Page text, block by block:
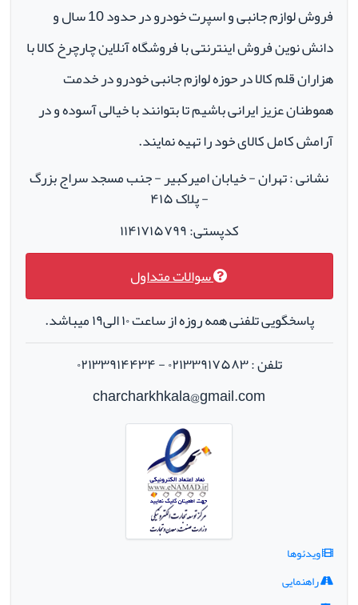
فروش لوازم جانبی و اسپرت خودرو در حدود 10 سال و
دانش نوین فروش اینترنتی با فروشگاه آنلاین چارچرخ کالا با
هزاران قلم کالا در حوزه لوازم جانبی خودرو در خدمت
هموطنان عزیز ایرانی باشیم تا بتوانند با خیالی آسوده و در
آرامش کامل کالای خود را تهیه نمایند.
نشانی : تهران - خیابان امیرکبیر - جنب مسجد سراج بزرگ
- پلاک ۴۱۵
کدپستی: ۱۱۴۱۷۱۵۷۹۹
سوالات متداول
پاسخگویی تلفنی همه روزه از ساعت ۱۰ الی۱۹ میباشد.
تلفن : ۰۲۱۳۳۹۱۷۵۸۳ - ۰۲۱۳۳۹۱۴۴۳۴
charcharkhkala@gmail.com
ویدئوها
راهنمایی